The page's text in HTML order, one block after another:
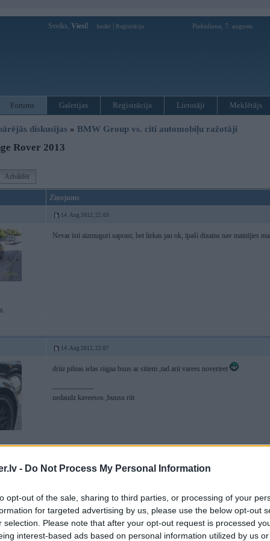
- Do Not Process My Personal Information
opt-out of the sale, sharing to third parties, or processing of your
for targeted advertising by us, please use the below opt-out
selection. Please note that after your opt-out request is processed
interest-based ads based on personal information utilized by us
Sveiks, Viesi! Ienākt Reģistrācija Piektdiena, 7. augusts
Forums Galerijas Reģistrācija Lietotāji Meklētājs
diskusijas » BMW Group vs. citi automobiļu ražotāji
Rover 2013
Atbildēt
Ziņojums
14. Aug 2012, 22:03
Nevar īsti aizmuguri saprast, bet liekas jau ok, īpaši dizains nav mainījies
14. Aug 2012, 22:07
driiz pilnas ielas riigaa buus ar sitiem ,tad arii varees noverteet
-----------------
nedaudz kaveesos ,buusu riit
14. Aug 2012, 22:09
PVNa mazgātāji berzē rociņas.